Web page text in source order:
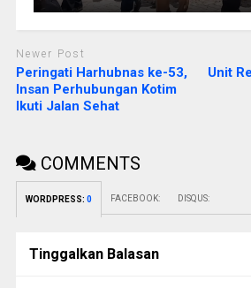
Newer Post
Peringati Harhubnas ke-53,
Insan Perhubungan Kotim
Ikuti Jalan Sehat
Unit
COMMENTS
WORDPRESS: 0 FACEBOOK: DISQUS:
Tinggalkan Balasan